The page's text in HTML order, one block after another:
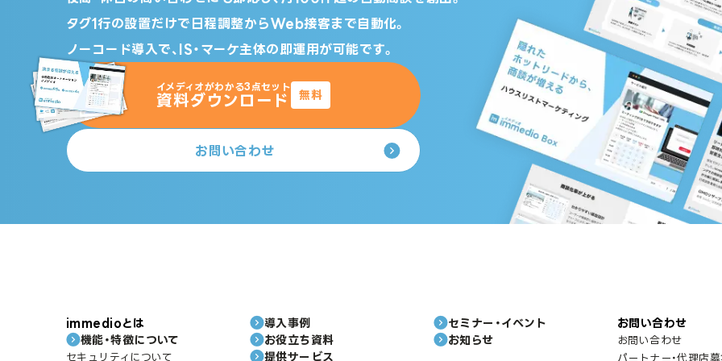
タグ1行の設置だけで日程調整からWeb接客まで自動化。
ノーコード導入で、IS・マーケ主体の即運用が可能です。
イメディオがわかる3点セット
資料ダウンロード 無料
お問い合わせ
immedioとは
機能・特徴について
セキュリティについて
導入事例
お役立ち資料
提供サービス
セミナー・イベント
お知らせ
お問い合わせ
お問い合わせ
パートナー・代理店